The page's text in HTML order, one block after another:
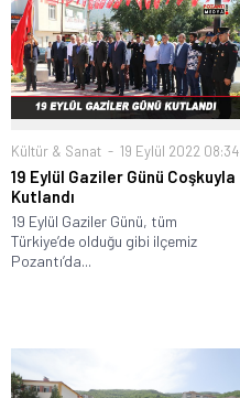
Kültür & Sanat 19 Eylül 2022 08:34
19 Eylül Gaziler Günü Coşkuyla
Kutlandı
19 Eylül Gaziler Günü, tüm
Türkiye’de olduğu gibi ilçemiz
Pozantı’da...